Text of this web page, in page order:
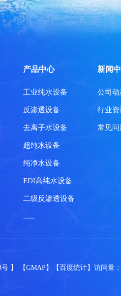
产品中心
工业纯水设备
反渗透设备
去离子水设备
超纯水设备
纯净水设备
EDI高纯水设备
二级反渗透设备
......
新闻
公司动
行业资
常见问
号 】 【GMAP】 【百度统计】访问量：